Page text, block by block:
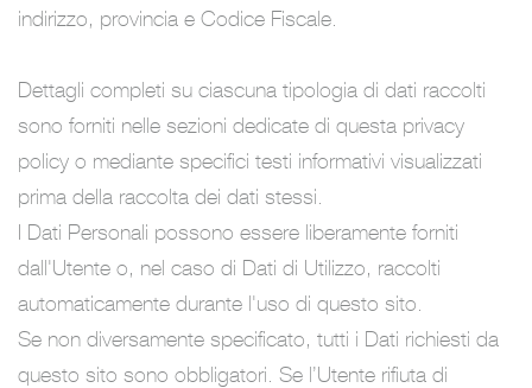
indirizzo, provincia e Codice Fiscale.
Dettagli completi su ciascuna tipologia di dati raccolti
sono forniti nelle sezioni dedicate di questa privacy
policy o mediante specifici testi informativi visualizzati
prima della raccolta dei dati stessi.
I Dati Personali possono essere liberamente forniti
dall'Utente o, nel caso di Dati di Utilizzo, raccolti
automaticamente durante l'uso di questo sito.
Se non diversamente specificato, tutti i Dati richiesti da
questo sito sono obbligatori. Se l’Utente rifiuta di